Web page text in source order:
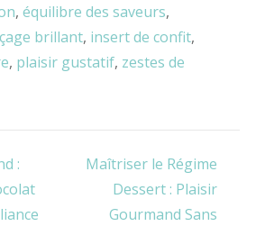
, équilibre des saveurs,
brillant, insert de confit,
, plaisir gustatif, zestes de
:
Maîtriser le Régime
Dessert : Plaisir
Gourmand Sans